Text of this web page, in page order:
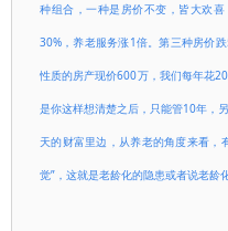
种组合，一种是房价不变，皆大欢
30%，养老服务涨1倍。第三种房价
性质的房产现价600万，我们每年花
是你这样想清楚之后，只能管10年，
天的财富里边，从养老的角度来看，
觉”，这就是老龄化的隐患或者说老龄化